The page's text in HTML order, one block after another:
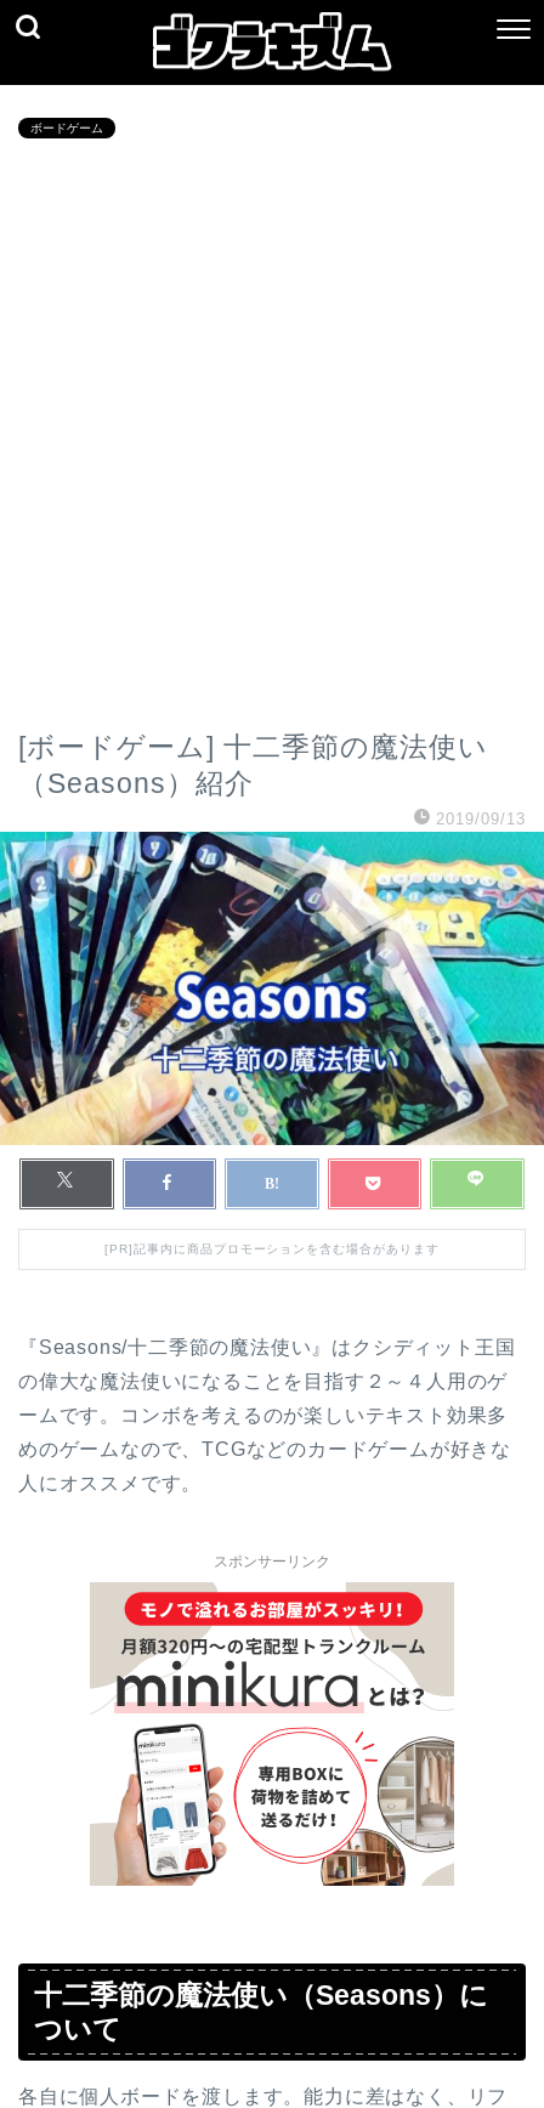
ボードゲーム
[ボードゲーム] 十二季節の魔法使い
（Seasons）紹介
2019/09/13
[PR]記事内に商品プロモーションを含む場合があります
『Seasons/十二季節の魔法使い』はクシディット王国
の偉大な魔法使いになることを目指す２～４人用のゲ
ームです。コンボを考えるのが楽しいテキスト効果多
めのゲームなので、TCGなどのカードゲームが好きな
人にオススメです。
スポンサーリンク
十二季節の魔法使い（Seasons）に
ついて
各自に個人ボードを渡します。能力に差はなく、リフ